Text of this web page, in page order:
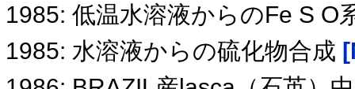
1985: 低温水溶液からのFe S O
1985: 水溶液からの硫化物合成